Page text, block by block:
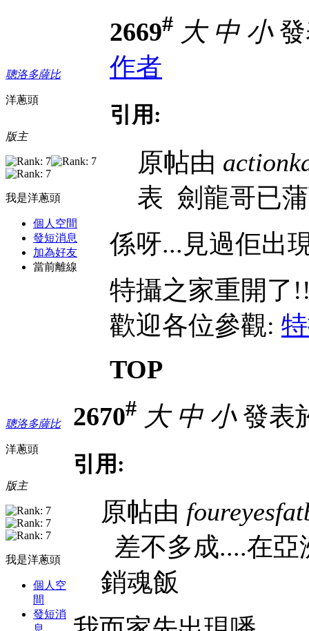
聰洛多薩比
洋蔥頭
版主
我是洋蔥頭
個人空間
發短消息
加為好友
當前離線
2669# 大 中 小發
作者
引用:
原帖由
表 劍龍哥已
係呀...見過佢出
特攝之家重開了
歡迎各位參觀:
TOP
聰洛多薩比
洋蔥頭
版主
我是洋蔥頭
個人空
間
發短消
息
2670# 大 中 小發表
引用:
原帖由
差不多成....在亞
銷魂飯